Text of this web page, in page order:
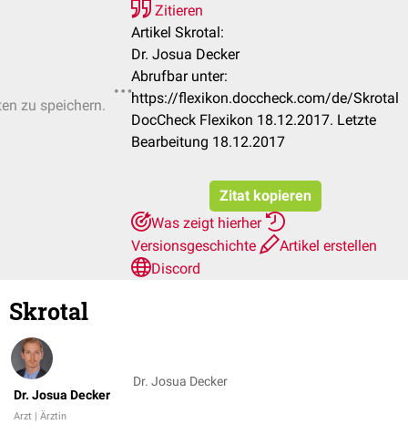
zu speichern.
Zitieren
Artikel Skrotal:
Dr. Josua Decker
Abrufbar unter:
https://flexikon.doccheck.com/de/Skrotal
DocCheck Flexikon 18.12.2017. Letzte
Bearbeitung 18.12.2017
Zitat kopieren
Was zeigt hierher
Versionsgeschichte
Artikel erstellen
Discord
Skrotal
Dr. Josua Decker
Arzt | Ärztin
Dr. Josua Decker